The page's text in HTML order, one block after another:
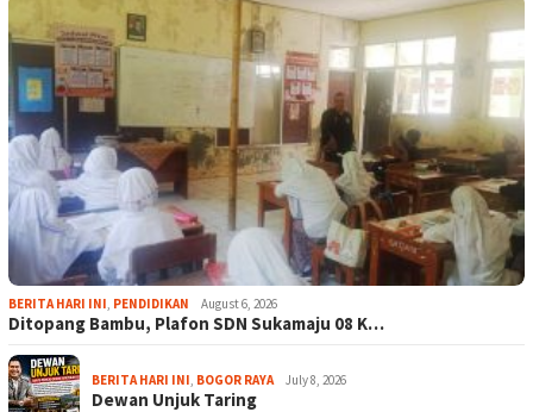
BERITA HARI INI, PENDIDIKAN August 6, 2026
Ditopang Bambu, Plafon SDN Sukamaju 08 K…
BERITA HARI INI, BOGOR RAYA July 8, 2026
Dewan Unjuk Taring